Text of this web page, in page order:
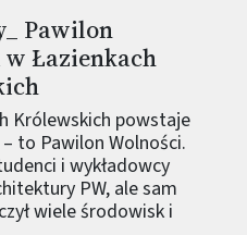
Pawilon
Łazienkach
Królewskich powstaje
to Pawilon Wolności.
i wykładowcy
PW, ale sam
wiele środowisk i